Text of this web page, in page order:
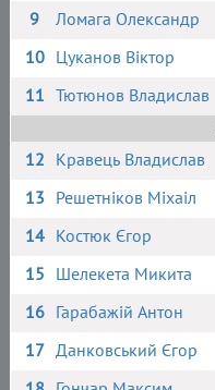
9
Ломага Олександр
10 Цуканов Віктор
11 Тютюнов Владислав
12 Кравець Владислав
13 Решетніков Міхаіл
14 Костюк Єгор
15 Шелекета Микита
16 Гарабажій Антон
17 Данковський Єгор